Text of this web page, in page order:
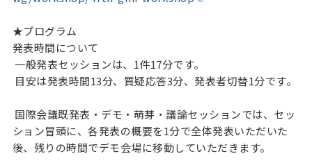
★プログラム
発表時間について
一般発表セッションは、1件17分です。
目安は発表時間13分、質疑応答3分、発表者切替1分です。
国際会議既発表・デモ・萌芽・議論セッションでは、セッ
ション冒頭に、各発表の概要を1分で全体発表いただいた
後、残りの時間でデモ会場に移動していただきます。